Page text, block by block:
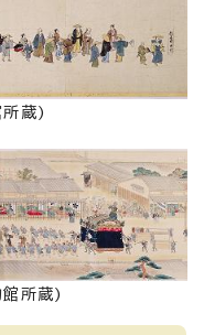
所蔵)
所蔵)